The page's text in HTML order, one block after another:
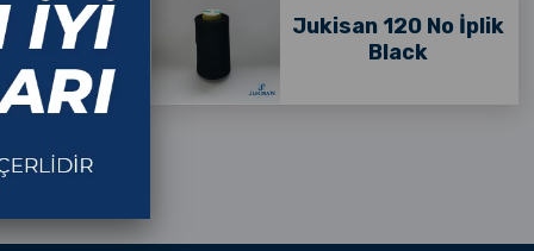
No İplik
Jukisan 120 No İplik
Black